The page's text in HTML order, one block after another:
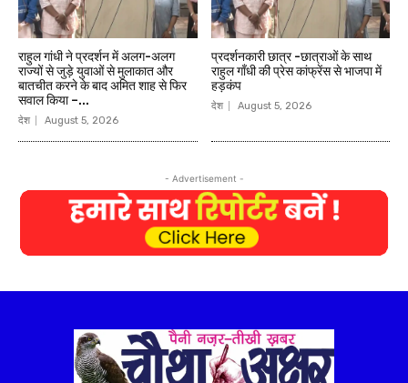
राहुल गांधी ने प्रदर्शन में अलग-अलग
राज्यों से जुड़े युवाओं से मुलाकात और
बातचीत करने के बाद अमित शाह से फिर
सवाल किया –...
देश August 5, 2026
प्रदर्शनकारी छात्र -छात्राओं के साथ
राहुल गाँधी की प्रेस कांफ्रेंस से भाजपा में
हड़कंप
देश August 5, 2026
- Advertisement -